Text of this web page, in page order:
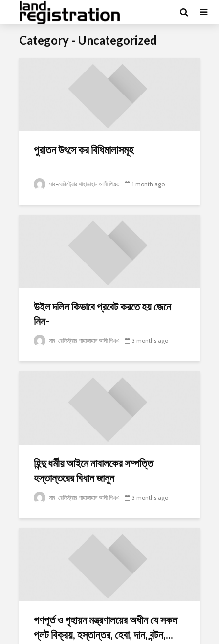
Category - Uncategorized
পুরাতন উৎসে কর বিধিমালাসমূহ
সাব-রেজিস্ট্রার শাহাজাহান আলী পিএএ 1 month ago
উইল দলিল কিভাবে প্রবেট করতে হয় জেনে
নিন-
সাব-রেজিস্ট্রার শাহাজাহান আলী পিএএ 3 months ago
হিন্দু ধর্মীয় আইনে নাবালকের সম্পত্তি
হস্তান্তরের বিধান জানুন
সাব-রেজিস্ট্রার শাহাজাহান আলী পিএএ 3 months ago
গণপূর্ত ও গৃহায়ন মন্ত্রণালয়ের অধীন যে সকল
প্লট বিক্রয়, হস্তান্তর, হেবা, দান, বন্টন,...